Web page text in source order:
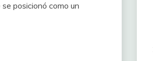
posicionó como un